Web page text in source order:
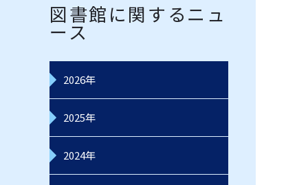
図書館に関するニュ
ース
2026年
2025年
2024年